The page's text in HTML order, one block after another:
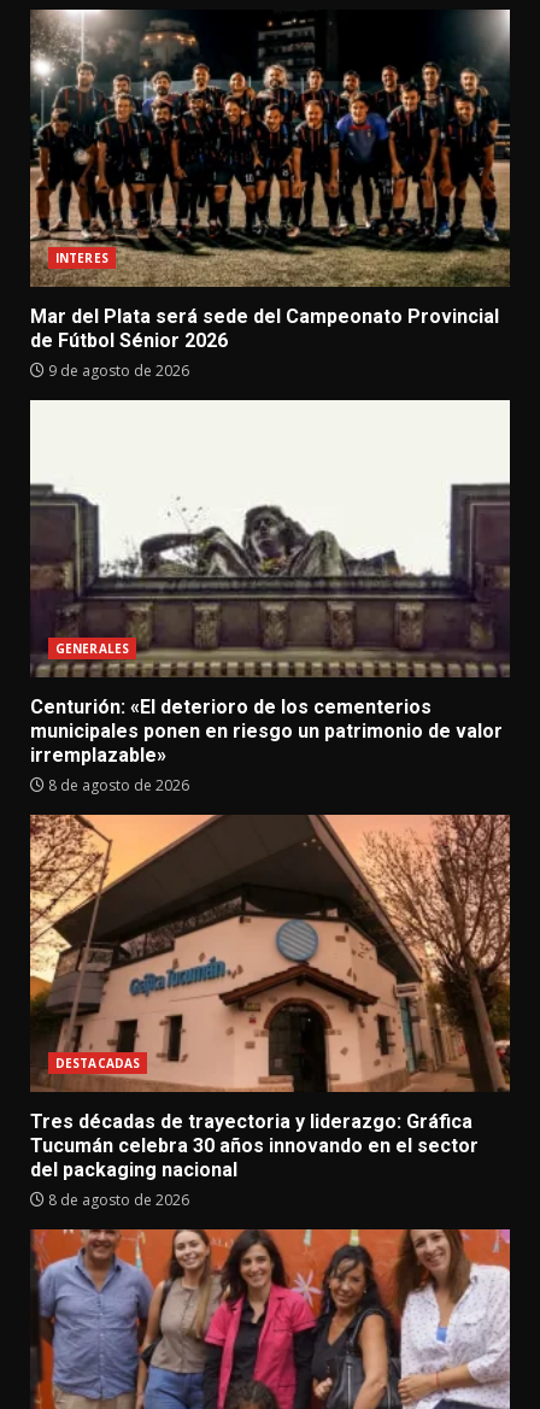
INTERES
Mar del Plata será sede del Campeonato Provincial
de Fútbol Sénior 2026
9 de agosto de 2026
GENERALES
Centurión: «El deterioro de los cementerios
municipales ponen en riesgo un patrimonio de valor
irremplazable»
8 de agosto de 2026
DESTACADAS
Tres décadas de trayectoria y liderazgo: Gráfica
Tucumán celebra 30 años innovando en el sector
del packaging nacional
8 de agosto de 2026